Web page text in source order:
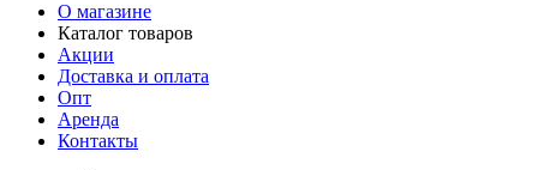
О магазине
Каталог товаров
Акции
Доставка и оплата
Опт
Аренда
Контакты